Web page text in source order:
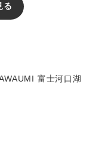
る
富士河口湖